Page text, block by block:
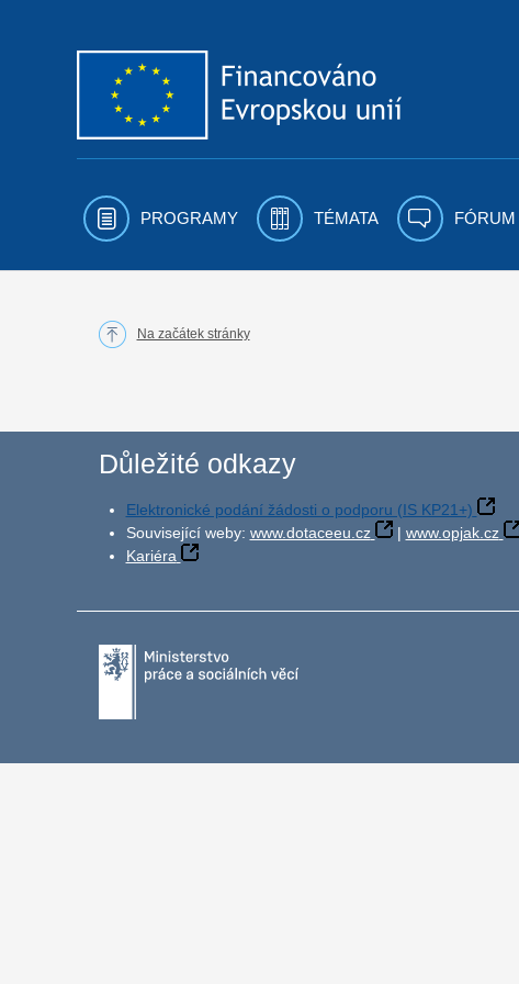
PROGRAMY TÉMATA FÓRUM
Na začátek stránky
Důležité odkazy
Elektronické podání žádosti o podporu (IS KP21+)
Související weby: www.dotaceeu.cz | www.opjak.cz
Kariéra